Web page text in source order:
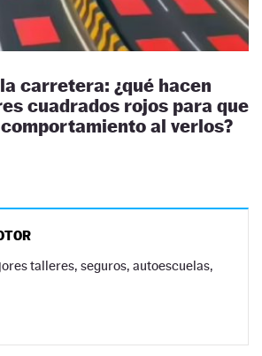
carretera: ¿qué hacen
cuadrados rojos para que
al verlos?
talleres, seguros, autoescuelas,